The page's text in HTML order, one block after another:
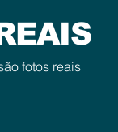
fotos reais